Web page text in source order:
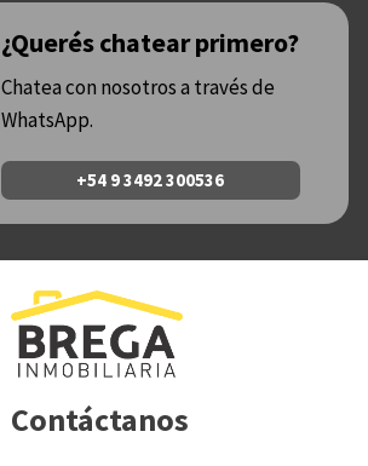
¿Querés chatear primero?
Chatea con nosotros a través de
WhatsApp.
+54 9 3492 300536
Contáctanos